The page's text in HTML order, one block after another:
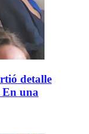
detalle
En una